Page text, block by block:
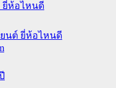
ยี่ห้อไหนดี
นต์ ยี่ห้อไหนดี